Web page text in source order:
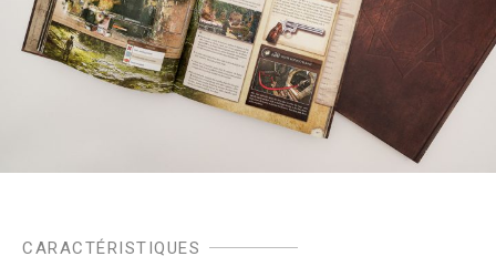
CARACTÉRISTIQUES